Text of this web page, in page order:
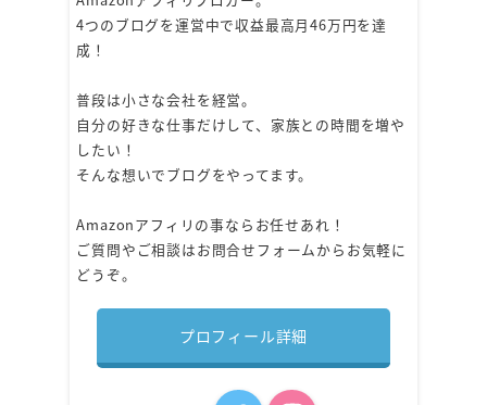
4つのブログを運営中で収益最高月46万円を達
成！
普段は小さな会社を経営。
自分の好きな仕事だけして、家族との時間を増や
したい！
そんな想いでブログをやってます。
Amazonアフィリの事ならお任せあれ！
ご質問やご相談はお問合せフォームからお気軽に
どうぞ。
プロフィール詳細